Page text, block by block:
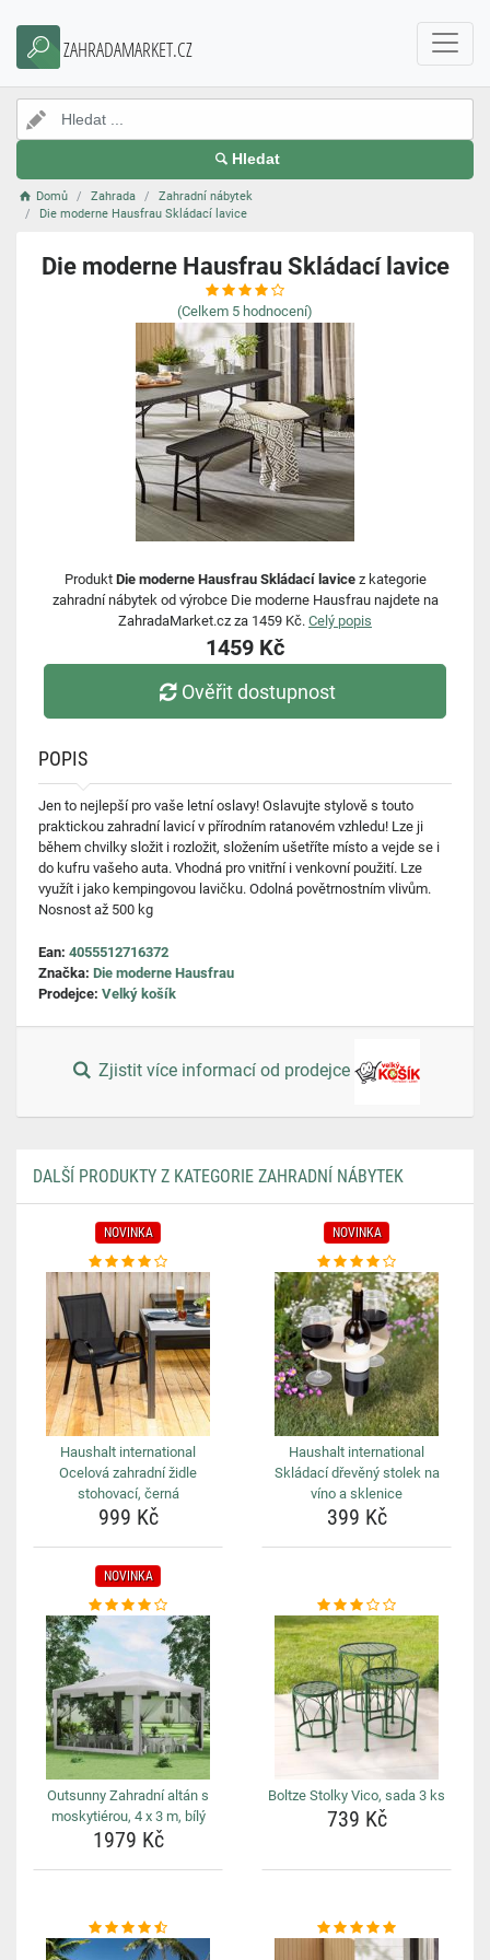
ZAHRADAMARKET.CZ
Hledat
Domů Zahrada
Zahradní nábytek
Die moderne Hausfrau Skládací lavice
Die moderne Hausfrau Skládací lavice
(Celkem 5 hodnocení)
Produkt Die moderne Hausfrau Skládací lavicez kategorie
zahradní nábytek od výrobce Die moderne Hausfrau najdete na
ZahradaMarket.cz za 1459 Kč. Celý popis
1459 Kč
Ověřit dostupnost
POPIS
Jen to nejlepší pro vaše letní oslavy! Oslavujte stylově s touto
praktickou zahradní lavicí v přírodním ratanovém vzhledu! Lze ji
během chvilky složit i rozložit, složením ušetříte místo a vejde se i
do kufru vašeho auta. Vhodná pro vnitřní i venkovní použití. Lze
využít i jako kempingovou lavičku. Odolná povětrnostním vlivům.
Nosnost až 500 kg
Ean: 4055512716372
Značka: Die moderne Hausfrau
Prodejce: Velký košík
Zjistit více informací od prodejce
DALŠÍ PRODUKTY Z KATEGORIE ZAHRADNÍ NÁBYTEK
NOVINKA
Haushalt international
Ocelová zahradní židle
stohovací, černá
999 Kč
NOVINKA
Haushalt international
Skládací dřevěný stolek na
víno a sklenice
399 Kč
NOVINKA
Outsunny Zahradní altán s
moskytiérou, 4 x 3 m, bílý
1979 Kč
Boltze Stolky Vico, sada 3 ks
739 Kč